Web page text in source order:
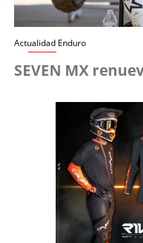
Actualidad Enduro
SEVEN MX